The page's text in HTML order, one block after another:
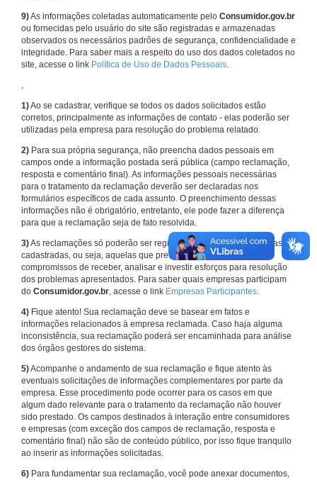
9)As informações coletadas automaticamente pelo Consumidor.gov.br
ou fornecidas pelo usuário do site são registradas e armazenadas
observados os necessários padrões de segurança, confidencialidade e
integridade. Para saber mais a respeito do uso dos dados coletados no
site, acesse o link Política de Uso de Dados Pessoais.
,
1)Ao se cadastrar, verifique se todos os dados solicitados estão
corretos, principalmente as informações de contato - elas poderão ser
utilizadas pela empresa para resolução do problema relatado.
2) Para sua própria segurança, não preencha dados pessoais em
campos onde a informação postada será pública (campo reclamação,
resposta e comentário final). As informações pessoais necessárias
para o tratamento da reclamação deverão ser declaradas nos
formulários específicos de cada assunto. O preenchimento dessas
informações não é obrigatório, entretanto, ele pode fazer a diferença
para que a reclamação seja de fato resolvida.
3)As reclamações só poderão ser registradas em face de empresas
cadastradas, ou seja, aquelas que previamente assumiram
compromissos de receber, analisar e investir esforços para resolução
dos problemas apresentados. Para saber quais empresas participam
do Consumidor.gov.br, acesse o link Empresas Participantes.
4) Fique atento! Sua reclamação deve se basear em fatos e
informações relacionados à empresa reclamada. Caso haja alguma
inconsistência, sua reclamação poderá ser encaminhada para análise
dos órgãos gestores do sistema.
5)Acompanhe o andamento de sua reclamação e fique atento às
eventuais solicitações de informações complementares por parte da
empresa. Esse procedimento pode ocorrer para os casos em que
algum dado relevante para o tratamento da reclamação não houver
sido prestado. Os campos destinados à interação entre consumidores
e empresas (com exceção dos campos de reclamação, resposta e
comentário final) não são de conteúdo público, por isso fique tranquilo
ao inserir as informações solicitadas.
6) Para fundamentar sua reclamação, você pode anexar documentos,